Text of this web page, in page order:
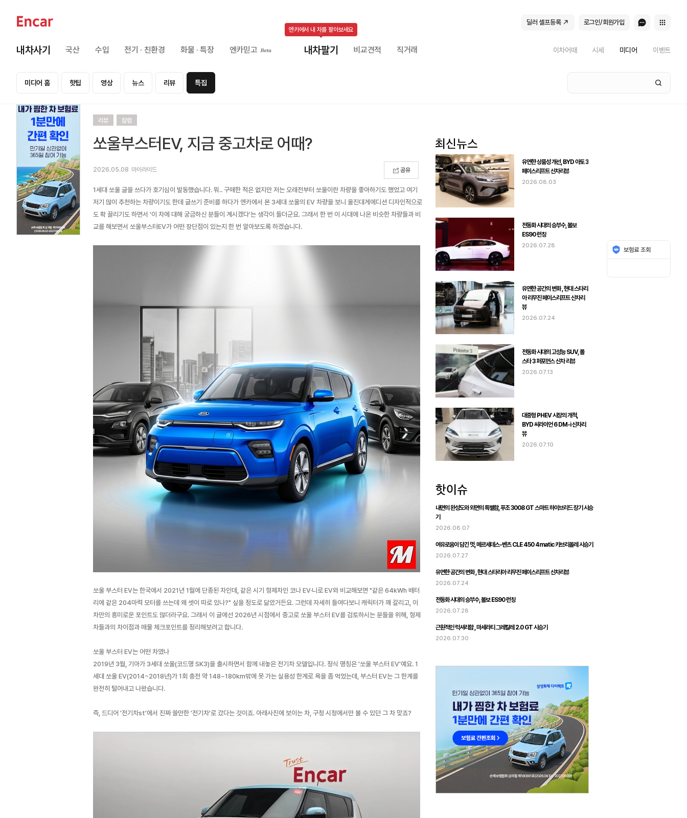
내차사기 국산 수입 전기 · 친환경 화물 · 특장 엔카믿고 내차팔기
엔카에서 내 차를 팔아보세요
비교견적 직거래 이차어때 시세 미디어 이벤트
딜러 셀프등록 로그인/회원가입
미디어 홈 핫팁 영상 뉴스 리뷰 특집
리뷰 칼럼
쏘울부스터EV, 지금 중고차로 어때?
2026.05.08 마이라이드 공유
1세대 쏘울 글을 쓰다가 호기심이 발동했습니다. 뭐.. 구매한 적은 없지만 저는 오래전부터 쏘울이란 차량을 좋아하기도 했었고 여기
저기 많이 추천하는 차량이기도 한데 글쓰기 준비를 하다가 엔카에서 본 3세대 쏘울의 EV 차량을 보니 울진대게에디션 디자인적으로
도 확 끌리기도 하면서 '이 차에 대해 궁금하신 분들이 계시겠다'는 생각이 들더군요. 그래서 한 번 이 시대에 나온 비슷한 차량들과 비
교를 해보면서 쏘울부스터EV가 어떤 장단점이 있는지 한 번 알아보도록 하겠습니다.
쏘울 부스터 EV는 한국에서 2021년 1월에 단종된 차인데, 같은 시기 형제차인 코나 EV·니로 EV와 비교해보면 "같은 64kWh 배터
리에 같은 204마력 모터를 쓰는데 왜 셋이 따로 있나?" 싶을 정도로 닮았거든요. 그런데 자세히 들여다보니 캐릭터가 꽤 갈리고, 이
차만의 흥미로운 포인트도 많더라구요. 그래서 이 글에선 2026년 시점에서 중고로 쏘울 부스터 EV를 검토하시는 분들을 위해, 형제
차들과의 차이점과 매물 체크포인트를 정리해보려고 합니다.
쏘울 부스터 EV는 어떤 차였나
2019년 3월, 기아가 3세대 쏘울(코드명 SK3)을 출시하면서 함께 내놓은 전기차 모델입니다. 정식 명칭은 '쏘울 부스터 EV'예요. 1
세대 쏘울 EV(2014~2018년)가 1회 충전 약 148~180km밖에 못 가는 실용성 한계로 욕을 좀 먹었는데, 부스터 EV는 그 한계를
완전히 털어내고 나왔습니다.
즉, 드디어 '전기차st'에서 진짜 쓸만한 '전기차'로 갔다는 것이죠. 아래사진에 보이는 차, 구청 시청에서만 볼 수 있던 그 차 맞죠?
유연한 상품성 개선, BYD 아토 3
페이스리프트 신차리뷰
2026.08.03
전동화 시대의 승부수, 볼보
ES90 런칭
2026.07.28
유연한 공간의 변화 , 현대 스타리
아 리무진 페이스리프트 신차리
뷰
2026.07.24
전동화 시대의 고성능 SUV, 폴
스타 3 퍼포먼스 신차 리뷰
2026.07.13
대중형 PHEV 시장의 개척,
BYD 씨라이언 6 DM-i 신차리
뷰
2026.07.10
내면의 완성도와 외면의 특별함, 푸조 3008 GT 스마트 하이브리드 장기 시승
기
2026.08.07
여유로움이 담긴 멋, 메르세데스-벤츠 CLE 450 4matic 카브리올레 시승기
2026.07.27
유연한 공간의 변화 , 현대 스타리아 리무진 페이스리프트 신차리뷰
2026.07.24
전동화 시대의 승부수, 볼보 ES90 런칭
2026.07.28
근원적인 럭셔리함 , 마세라티 그레칼레 2.0 GT 시승기
2026.07.30